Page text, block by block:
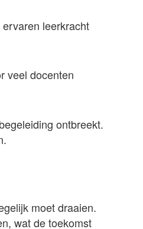
leerkracht
veel docenten
ontbreekt.
moet draaien.
wat de toekomst